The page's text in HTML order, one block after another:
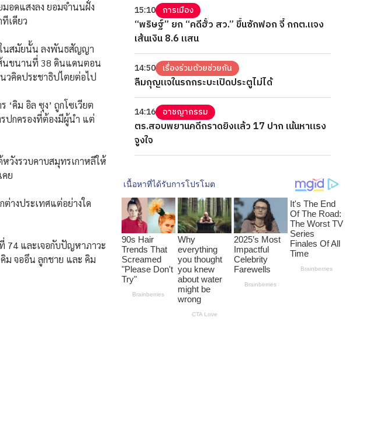
อดแสงลง ยอมจำนนฝั่ง
เดียว
นสมัยนั้น ลงพันธสัญญา
ส้นขนานที่ 38 ดินแดนตอน
วคิดประชาธิปไตยต่อไป
คิม อิล ซุง’ ถูกโซเวียต
ปกครองที่ต้องมีผู้นำ แต่
งรวบคาบสมุทรเกาหลีให้
ย
งประเทศแต่อย่างใด
และเจอกับปัญหาภาวะ
ม จออึน ลูกชาย และ คิม
15:10 การเมือง
“พริษฐ์” ยก “คดีฮั้ว สว.” ขึ้นซักฟอก จี้ กกต.แจง
เส้นเงิน 8.6 แสน
14:50 เรื่องร่วมด้วยช่วยกัน
ลืมกุญแจในรถกระบะเปิดประตูไม่ได้
14:16 อาชญากรรม
ตร.สอบพยานคดีกราดยิงแล้ว 17 ปาก เน้นหาแรง
จูงใจ